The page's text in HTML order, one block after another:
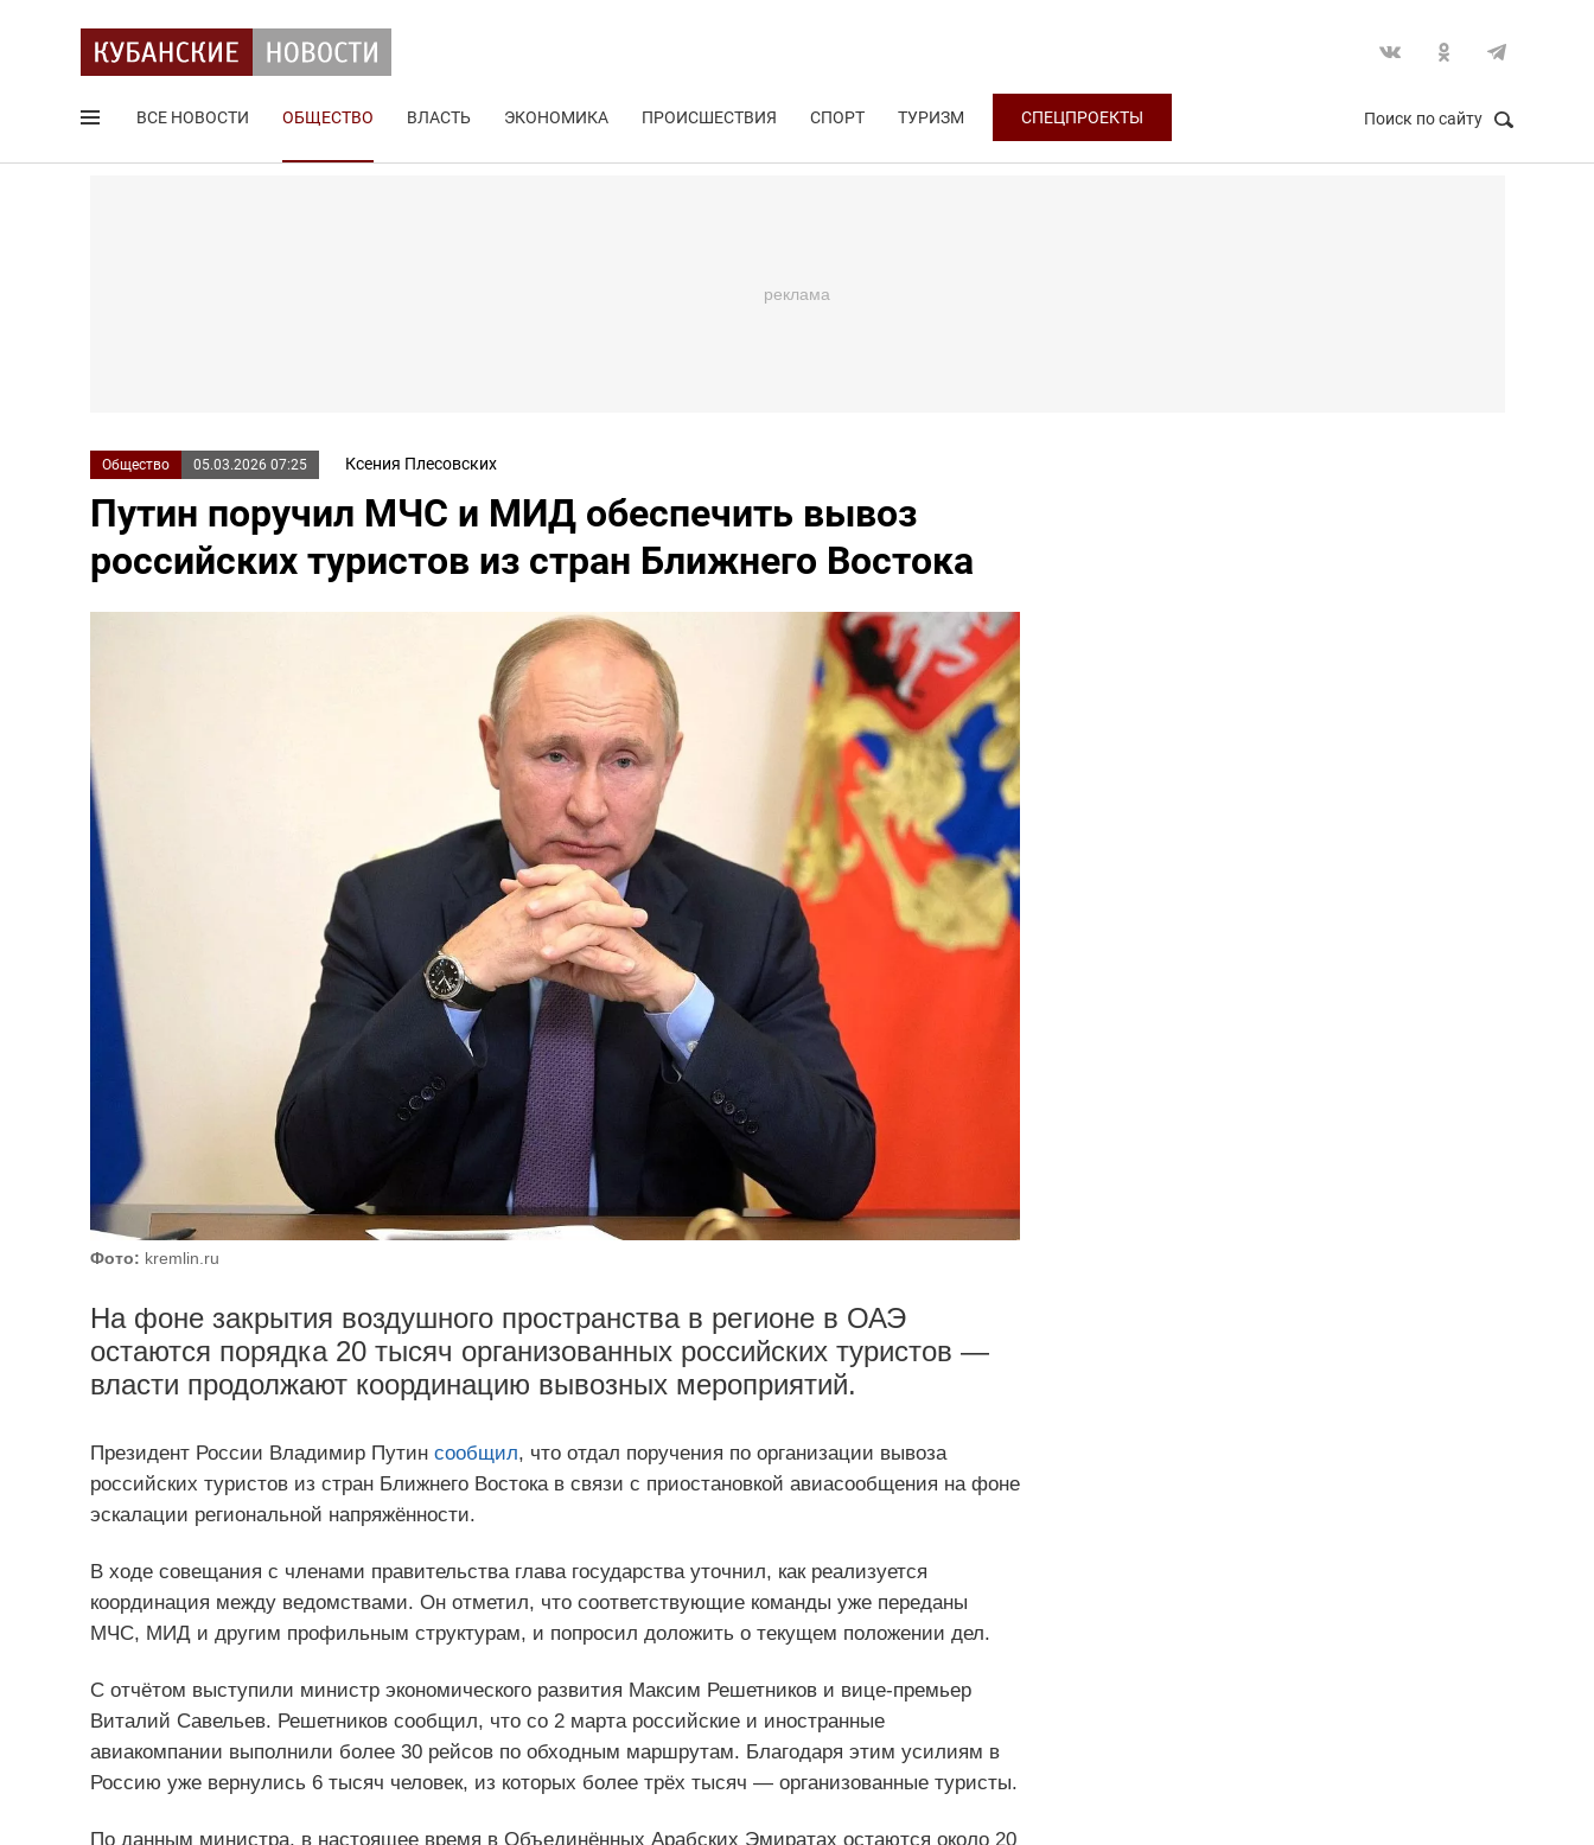
ВСЕ НОВОСТИ ОБЩЕСТВО ВЛАСТЬ ЭКОНОМИКА ПРОИСШЕСТВИЯ СПОРТ ТУРИЗМ СПЕЦПРОЕКТЫ Поиск по сайту
Общество 05.03.2026 07:25 Ксения Плесовских
Путин поручил МЧС и МИД обеспечить вывоз
российских туристов из стран Ближнего Востока
Фото: kremlin.ru
На фоне закрытия воздушного пространства в регионе в ОАЭ
остаются порядка 20 тысяч организованных российских туристов —
власти продолжают координацию вывозных мероприятий.
Президент России Владимир Путин сообщил, что отдал поручения по организации вывоза
российских туристов из стран Ближнего Востока в связи с приостановкой авиасообщения на фоне
эскалации региональной напряжённости.
В ходе совещания с членами правительства глава государства уточнил, как реализуется
координация между ведомствами. Он отметил, что соответствующие команды уже переданы
МЧС, МИД и другим профильным структурам, и попросил доложить о текущем положении дел.
С отчётом выступили министр экономического развития Максим Решетников и вице-премьер
Виталий Савельев. Решетников сообщил, что со 2 марта российские и иностранные
авиакомпании выполнили более 30 рейсов по обходным маршрутам. Благодаря этим усилиям в
Россию уже вернулись 6 тысяч человек, из которых более трёх тысяч — организованные туристы.
По данным министра, в настоящее время в Объединённых Арабских Эмиратах остаются около 20